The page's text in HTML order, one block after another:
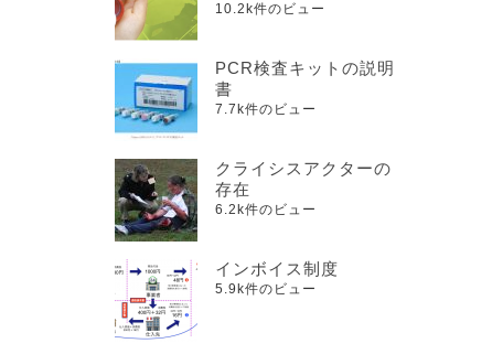
10.2k件のビュー
PCR検査キットの説明
書
7.7k件のビュー
クライシスアクターの
存在
6.2k件のビュー
インボイス制度
5.9k件のビュー